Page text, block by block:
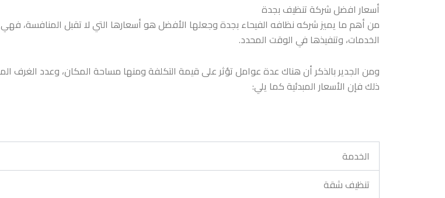
أسعار افضل شركة تنظيف بجدة
من أهم ما يميز شركه نظافه الفيحاء بجدة وجعلها الأفضل هو أسعارها التي لا تقبل المنافسة،
الخدمات، وتنفيذها في الوقت المحدد.
ومن الجدير بالذكر أن هناك عدة عوامل تؤثر على قيمة التكلفة ومنها مساحة المكان، وعدد الغرف
ذلك فإن الأسعار المبدئية كما يلي:
الخدمة
تنظيف شقة